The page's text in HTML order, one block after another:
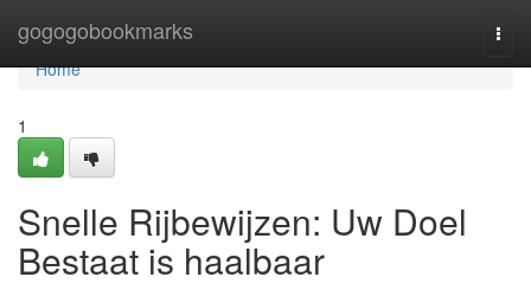
gogogobookmarks
Home
Home
1
Snelle Rijbewijzen: Uw Doel
Bestaat is haalbaar